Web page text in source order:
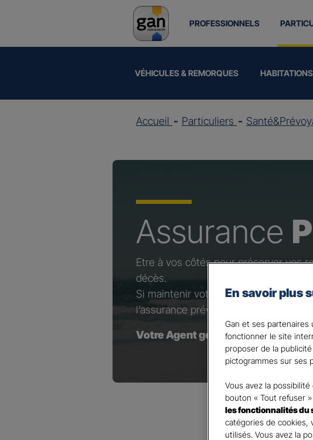
PROFESSIONNELS
VÉHICULES & REMORQUES
Accueil Particuliers
Assurance
Etre à vos côtés pour préserver vos
décès.
Si maintenir votre niveau de vie et
l’assurance prévoyance est la solution.
Votre Agent général est à votre
En savoir plus
Gan et ses
fonctionner le site
proposer de la
pictogrammes sur ses
Vous avez la
bouton « Tout refuser
les fonctionnalités du
catégories de cookies,
utilisés. Vous avez la